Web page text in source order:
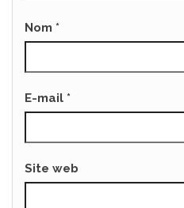
Nom *
E-mail *
Site web